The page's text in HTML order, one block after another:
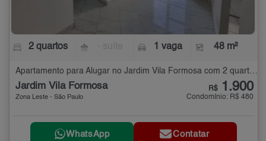
2 quartos 1 vaga 48 m²
Jardim Vila Formosa
Zona Leste - São Paulo
R$ 1.900
Condomínio: R$ 480
WhatsApp Contatar